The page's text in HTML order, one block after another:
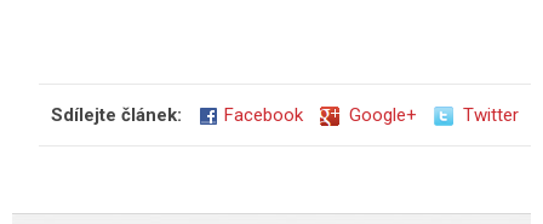
Sdílejte článek: Facebook Google+ Twitter